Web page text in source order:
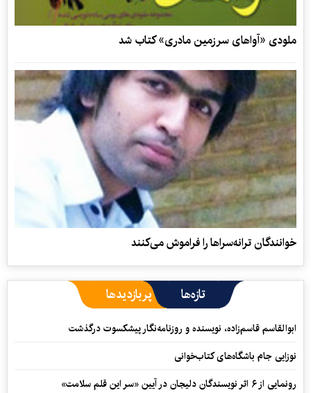
ملودی‌ «آواهای سرزمین مادری» کتاب شد
خوانندگان ترانه‌سراها را فراموش می‌کنند
تازه‌ها پربازدیدها
ابوالقاسم قاسم‌زاده، نویسنده و روزنامه‌نگار پیشکسوت درگذشت
نوزایی جام باشگاه‌های کتاب‌خوانی
رونمایی از ۶ اثر نویسندگان دلیجان در آیین «سر این قلم سلامت»